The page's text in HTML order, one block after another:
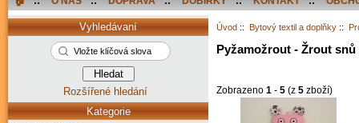
Úvod :: Bytový textil a doplňky ::
Pyžamožrout - Žrout snů
Zobrazeno 1 - 5 (z 5 zboží)
Vyhledávaní
Rozšířené hledání
Kategorie